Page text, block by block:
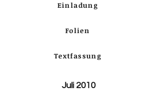
Einladung
Folien
Textfassung
Juli 2010